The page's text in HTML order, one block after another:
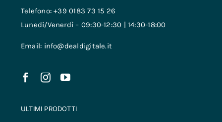
Telefono: +39 0183 73 15 26
Lunedi/Venerdì – 09:30-12:30 | 14:30-18:00
Email: info@dealdigitale.it
ULTIMI PRODOTTI